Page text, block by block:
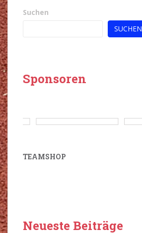
Suchen
SUCHEN
Sponsoren
TEAMSHOP
Neueste Beiträge